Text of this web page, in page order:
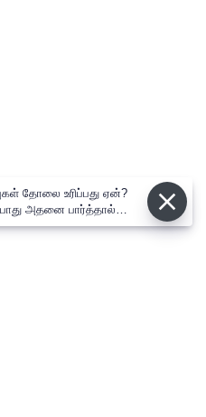
தோலை உரிப்பது ஏன்?
அதனை பார்த்தால்